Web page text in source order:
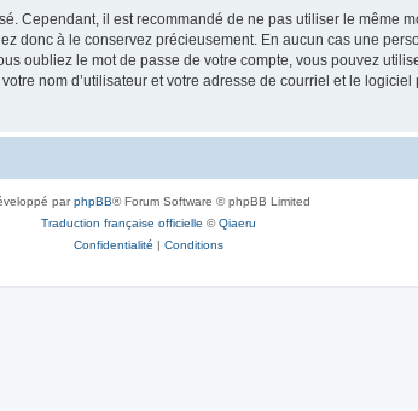
Cependant, il est recommandé de ne pas utiliser le même
donc à le conservez précieusement. En aucun cas une
oubliez le mot de passe de votre compte, vous pouvez
nom d’utilisateur et votre adresse de courriel et le
parphpBB® Forum Software © phpBB Limited
Traduction française officielle ©Qiaeru
Confidentialité | Conditions